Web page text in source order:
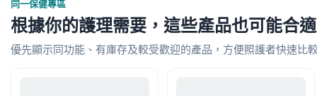
同一保健專區
根據你的護理需要，這些產品也可能合適
優先顯示同功能、有庫存及較受歡迎的產品，方便照護者快速比